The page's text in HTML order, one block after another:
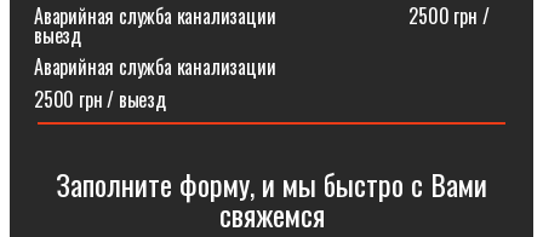
Аварийная служба канализации ⠀⠀⠀⠀⠀⠀⠀⠀⠀2500 грн /
выезд
Аварийная служба канализации
2500 грн / выезд
Заполните форму, и мы быстро с Вами
свяжемся​